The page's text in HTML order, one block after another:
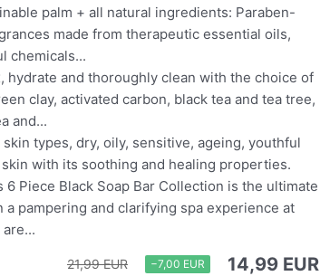
palm + all natural ingredients: Paraben-
made from therapeutic essential oils,
chemicals...
hydrate and thoroughly clean with the choice of
clay, activated carbon, black tea and tea tree,
and...
types, dry, oily, sensitive, ageing, youthful
with its soothing and healing properties.
Piece Black Soap Bar Collection is the ultimate
pampering and clarifying spa experience at
21,99 EUR −7,00 EUR 14,99 EUR